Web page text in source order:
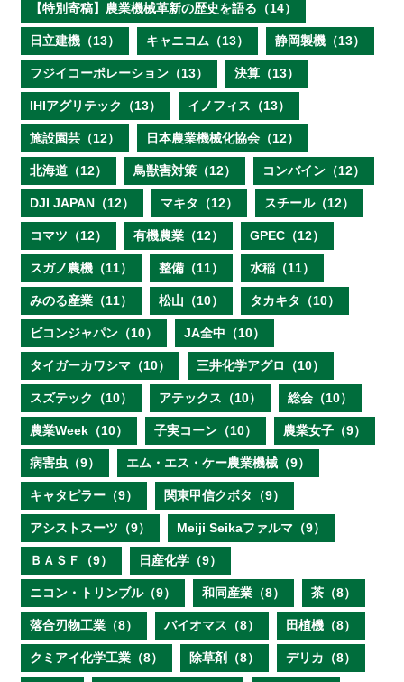
【特別寄稿】農業機械革新の歴史を語る（14）
日立建機（13） キャニコム（13） 静岡製機（13）
フジイコーポレーション（13） 決算（13）
IHIアグリテック（13） イノフィス（13）
施設園芸（12） 日本農業機械化協会（12）
北海道（12） 鳥獣害対策（12） コンバイン（12）
DJI JAPAN（12） マキタ（12） スチール（12）
コマツ（12） 有機農業（12） GPEC（12）
スガノ農機（11） 整備（11） 水稲（11）
みのる産業（11） 松山（10） タカキタ（10）
ビコンジャパン（10） JA全中（10）
タイガーカワシマ（10） 三井化学アグロ（10）
スズテック（10） アテックス（10） 総会（10）
農業Week（10） 子実コーン（10） 農業女子（9）
病害虫（9） エム・エス・ケー農業機械（9）
キャタピラー（9） 関東甲信クボタ（9）
アシストスーツ（9） Meiji Seikaファルマ（9）
ＢＡＳＦ（9） 日産化学（9）
ニコン・トリンブル（9） 和同産業（8） 茶（8）
落合刃物工業（8） バイオマス（8） 田植機（8）
クミアイ化学工業（8） 除草剤（8） デリカ（8）